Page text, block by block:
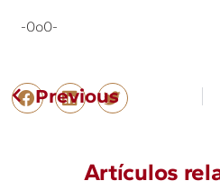
-0o0-
Previous
Artículos